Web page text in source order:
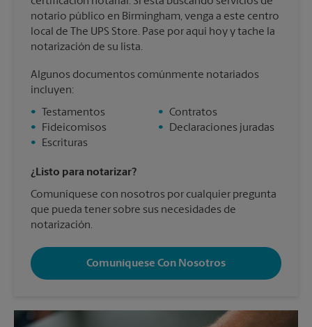
notario público en Birmingham, venga a este centro
local de The UPS Store. Pase por aquí hoy y tache la
notarización de su lista.
Algunos documentos comúnmente notariados
incluyen:
•
Testamentos
•
Fideicomisos
•
Escrituras
• Contratos
•
Declaraciones juradas
¿Listo para notarizar?
Comuníquese con nosotros por cualquier pregunta
que pueda tener sobre sus necesidades de
notarización.
Comuníquese Con Nosotros